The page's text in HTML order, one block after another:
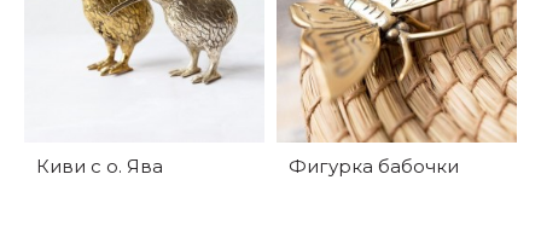
Киви с о. Ява Фигурка бабочки